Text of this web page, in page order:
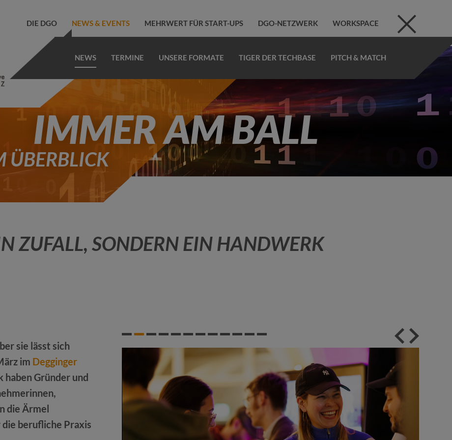
DIE DGO NEWS & EVENTS
NEWS TERMINE UNSERE FORMATE TIGER DER TECHBASE PITCH & MATCH
MEHRWERT FÜR START-UPS DGO-NETZWERK WORKSPACE
IMMER AM BALL
ÜBERBLICK
ZUFALL, SONDERN EIN HANDWERK
sie lässt sich
im Degginger
Gründer und
die Ärmel
berufliche Praxis